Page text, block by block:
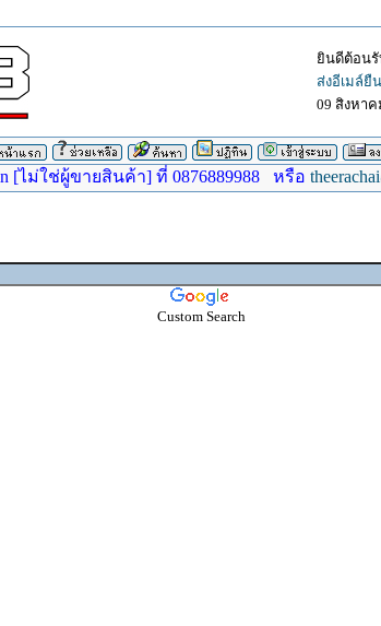
ยินดีต้อน
ส่งอีเมล์ยื
09 สิงหาค
[ไม่ใช่ผู้ขายสินค้า] ที่ 0876889988 หรือ
Custom Search